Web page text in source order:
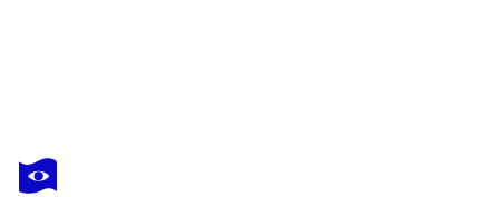
MANUEL DI CHIARA
Porta container G / Hamburg